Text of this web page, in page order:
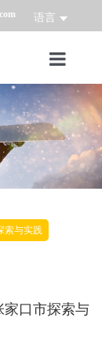
语言
首页
冰雪产品
冰雪业务
索与实践
口市探索与